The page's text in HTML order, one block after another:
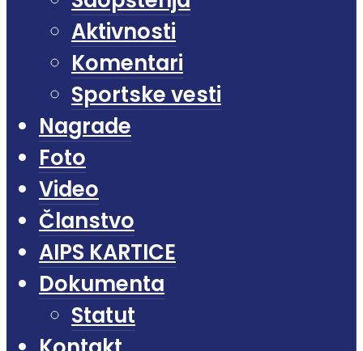
Aktivnosti
Komentari
Sportske vesti
Nagrade
Foto
Video
Članstvo
AIPS KARTICE
Dokumenta
Statut